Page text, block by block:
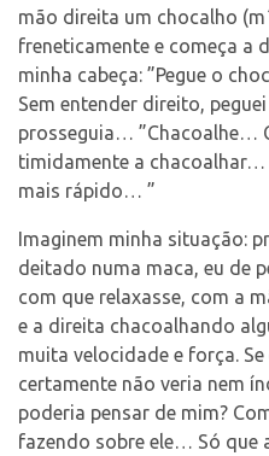
mão direita um chocalho
freneticamente e começa a
minha cabeça: ”Pegue o
Sem entender direito,
prosseguia… ”Chacoalhe…
timidamente a
mais rápido… ”
Imaginem minha situação:
deitado numa maca, eu de
com que relaxasse, com a
e a direita chacoalhando
muita velocidade e força.
certamente não veria nem
poderia pensar de mim?
fazendo sobre ele… Só que